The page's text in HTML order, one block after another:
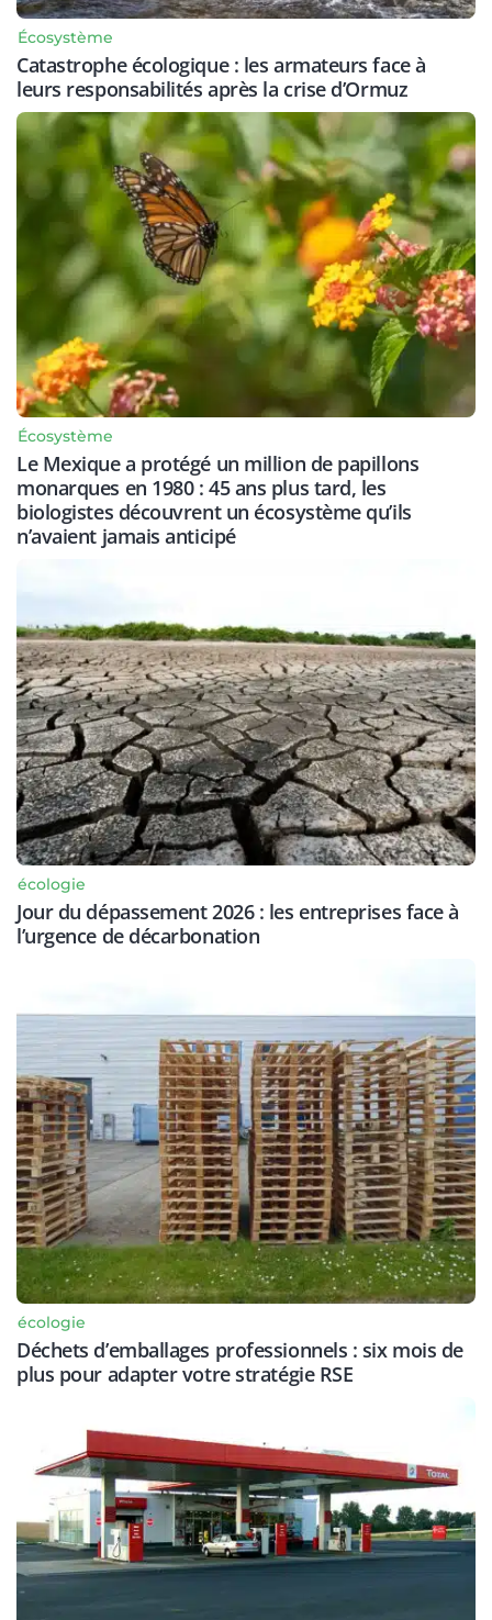
Écosystème
Catastrophe écologique : les armateurs face à
leurs responsabilités après la crise d’Ormuz
Écosystème
Le Mexique a protégé un million de papillons
monarques en 1980 : 45 ans plus tard, les
biologistes découvrent un écosystème qu’ils
n’avaient jamais anticipé
écologie
Jour du dépassement 2026 : les entreprises face à
l’urgence de décarbonation
écologie
Déchets d’emballages professionnels : six mois de
plus pour adapter votre stratégie RSE